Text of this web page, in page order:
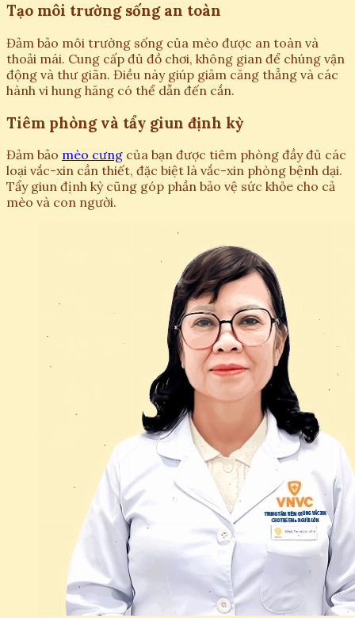
Tạo môi trường sống an toàn
Đảm bảo môi trường sống của mèo được an toàn và
thoải mái. Cung cấp đủ đồ chơi, không gian để chúng vận
động và thư giãn. Điều này giúp giảm căng thẳng và các
hành vi hung hăng có thể dẫn đến cắn.
Tiêm phòng và tẩy giun định kỳ
Đảm bảo mèo cưng của bạn được tiêm phòng đầy đủ các
loại vắc-xin cần thiết, đặc biệt là vắc-xin phòng bệnh dại.
Tẩy giun định kỳ cũng góp phần bảo vệ sức khỏe cho cả
mèo và con người.